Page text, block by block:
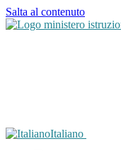
Salta al contenuto
Italiano